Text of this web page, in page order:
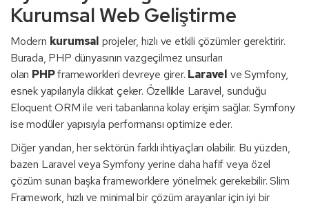
Kurumsal Web Geliştirme
Modern kurumsal projeler, hızlı ve etkili çözümler gerektirir.
Burada, PHP dünyasının vazgeçilmez unsurları
olan PHPframeworkleri devreye girer. Laravel ve Symfony,
esnek yapılarıyla dikkat çeker. Özellikle Laravel, sunduğu
Eloquent ORM ile veri tabanlarına kolay erişim sağlar. Symfony
ise modüler yapısıyla performansı optimize eder.
Diğer yandan, her sektörün farklı ihtiyaçları olabilir. Bu yüzden,
bazen Laravel veya Symfony yerine daha hafif veya özel
çözüm sunan başka frameworklere yönelmek gerekebilir. Slim
Framework, hızlı ve minimal bir çözüm arayanlar için iyi bir